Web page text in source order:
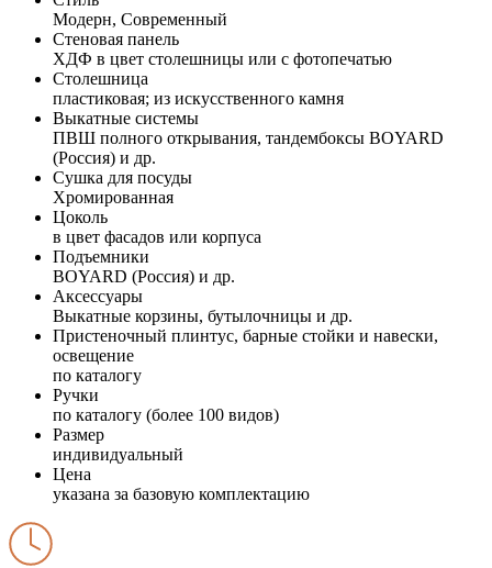
Модерн, Современный
Стеновая панель
ХДФ в цвет столешницы или с фотопечатью
Столешница
пластиковая; из искусственного камня
Выкатные системы
ПВШ полного открывания, тандембоксы BOYARD
(Россия) и др.
Сушка для посуды
Хромированная
Цоколь
в цвет фасадов или корпуса
Подъемники
BOYARD (Россия) и др.
Аксессуары
Выкатные корзины, бутылочницы и др.
Пристеночный плинтус, барные стойки и навески,
освещение
по каталогу
Ручки
по каталогу (более 100 видов)
Размер
индивидуальный
Цена
указана за базовую комплектацию